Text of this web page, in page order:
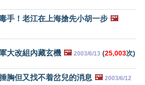
手！老江在上海搶先小胡一步 🖼️
大改組內藏玄機 🖼️ 2003/6/13 (25,003次)
胸但又找不着岔兒的消息 🖼️ 2003/6/12